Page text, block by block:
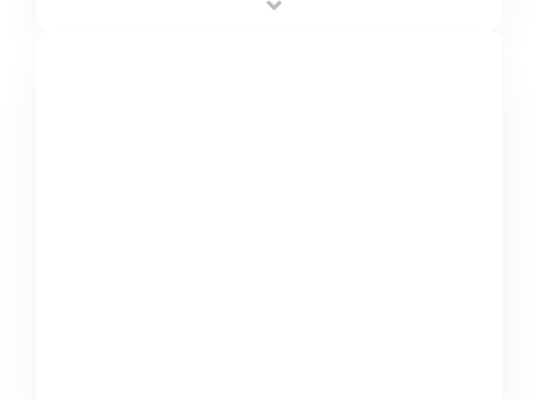
support.